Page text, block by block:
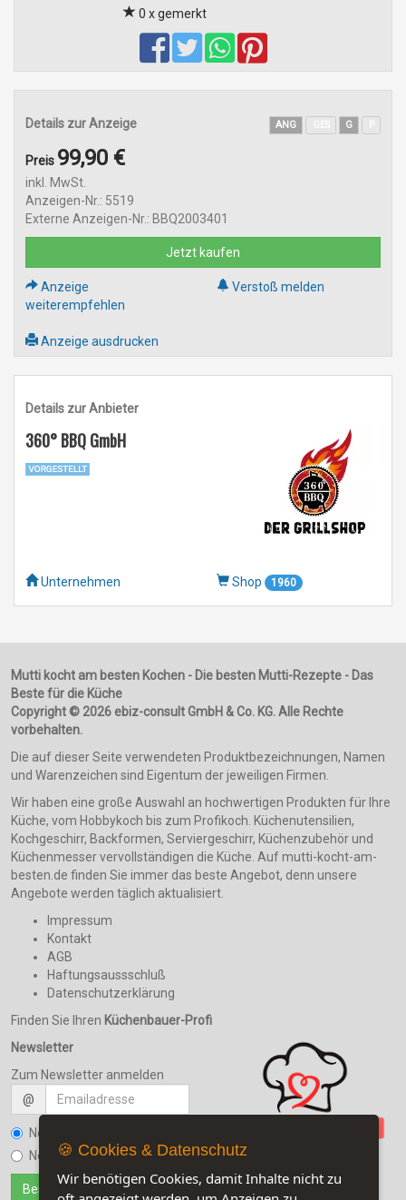
0 x gemerkt
Details zur Anzeige ANG G
Preis 99,90 €
inkl. MwSt.
Anzeigen-Nr.: 5519
Externe Anzeigen-Nr.: BBQ2003401
Jetzt kaufen
Anzeige
weiterempfehlen
Verstoß melden
Anzeige ausdrucken
Details zur Anbieter
360° BBQ GmbH
Unternehmen Shop 1960
Mutti kocht am besten Kochen - Die besten Mutti-Rezepte - Das
Beste für die Küche
Copyright © 2026 ebiz-consult GmbH & Co. KG. Alle Rechte
vorbehalten.
Die auf dieser Seite verwendeten Produktbezeichnungen, Namen
und Warenzeichen sind Eigentum der jeweiligen Firmen.
Wir haben eine große Auswahl an hochwertigen Produkten für Ihre
Küche, vom Hobbykoch bis zum Profikoch. Küchenutensilien,
Kochgeschirr, Backformen, Serviergeschirr, Küchenzubehör und
Küchenmesser vervollständigen die Küche. Auf mutti-kocht-am-
besten.de finden Sie immer das beste Angebot, denn unsere
Angebote werden täglich aktualisiert.
Impressum
Kontakt
AGB
Haftungsaussschluß
Datenschutzerklärung
Finden Sie Ihren Küchenbauer-Profi
Newsletter
Zum Newsletter anmelden
@
Newsletter bestellen
Newsletter kündigen
🍪 Cookies & Datenschutz
Wir benötigen Cookies, damit Inhalte nicht zu